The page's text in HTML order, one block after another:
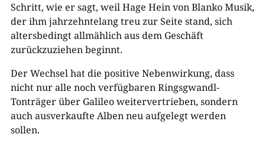
Schritt, wie er sagt, weil Hage Hein von Blanko Musik,
der ihm jahrzehntelang treu zur Seite stand, sich
altersbedingt allmählich aus dem Geschäft
zurückzuziehen beginnt.
Der Wechsel hat die positive Nebenwirkung, dass
nicht nur alle noch verfügbaren Ringsgwandl-
Tonträger über Galileo weitervertrieben, sondern
auch ausverkaufte Alben neu aufgelegt werden
sollen.